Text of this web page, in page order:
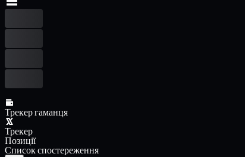
Трекер гаманця
Трекер
Позиції
Список спостереження